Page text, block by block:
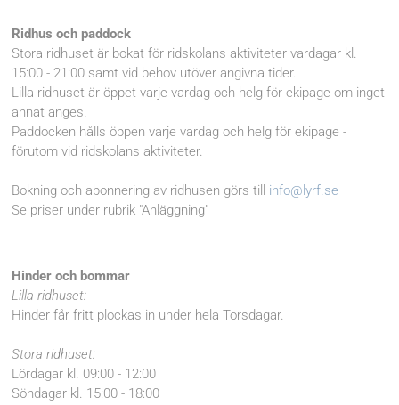
Ridhus och paddock
Stora ridhuset är bokat för ridskolans aktiviteter vardagar kl.
15:00 - 21:00 samt vid behov utöver angivna tider.
Lilla ridhuset är öppet varje vardag och helg för ekipage om inget
annat anges.
Paddocken hålls öppen varje vardag och helg för ekipage -
förutom vid ridskolans aktiviteter.
Bokning och abonnering av ridhusen görs till info@lyrf.se
Se priser under rubrik "Anläggning"
Hinder och bommar
Lilla ridhuset:
Hinder får fritt plockas in under hela Torsdagar.
Stora ridhuset:
Lördagar kl. 09:00 - 12:00
Söndagar kl. 15:00 - 18:00